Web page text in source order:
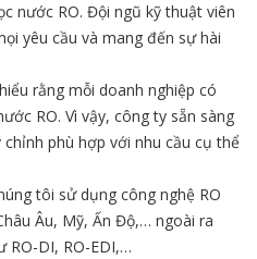
nước RO. Đội ngũ kỹ thuật viên
yêu cầu và mang đến sự hài
rằng mỗi doanh nghiệp có
RO. Vì vậy, công ty sẵn sàng
phù hợp với nhu cầu cụ thể
tôi sử dụng công nghệ RO
Âu, Mỹ, Ấn Độ,… ngoài ra
RO-DI, RO-EDI,…